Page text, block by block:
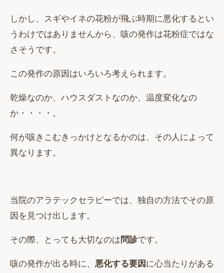
しかし、スギやイネの花粉が飛ぶ時期に悪化するとい
うわけではありませんから、咳の発作は花粉症ではな
さそうです。
この発作の原因はいろいろ考えられます。
乾燥なのか、ハウスダストなのか、温度変化なの
か・・・・。
何が咳きこむきっかけとなるかのは、その人によって
異なります。
当院のアラテックセラピーでは、独自の方法でその原
因を見つけ出します。
その際、とっても大切なのは 問診です。
咳の発作が出る時に、 悪化する要因 に心当たりがある